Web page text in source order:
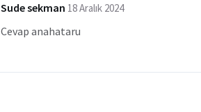
Sude sekman 18 Aralık 2024
Cevap anahataru